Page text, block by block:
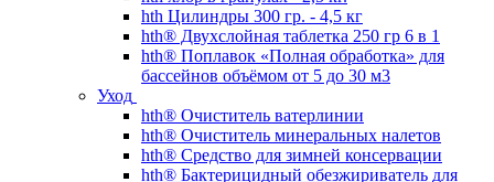
hth Цилиндры 300 гр. - 4,5 кг
hth® Двухслойная таблетка 250 гр 6 в 1
hth® Поплавок «Полная обработка» для
бассейнов объёмом от 5 до 30 м3
Уход
hth® Очиститель ватерлинии
hth® Очиститель минеральных налетов
hth® Средство для зимней консервации
hth® Бактерицидный обезжириватель для